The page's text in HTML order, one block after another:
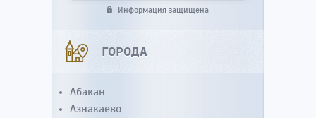
Информация защищена
ГОРОДА
Абакан
Азнакаево